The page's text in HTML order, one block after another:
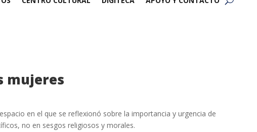
mujeres
en el que se reflexionó sobre la importancia y urgencia de
no en sesgos religiosos y morales.